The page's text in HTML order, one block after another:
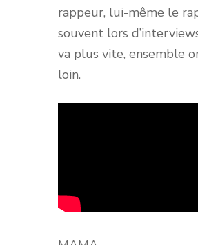
rappeur, lui-même le
souvent lors
va plus vite, ensemble
loin.